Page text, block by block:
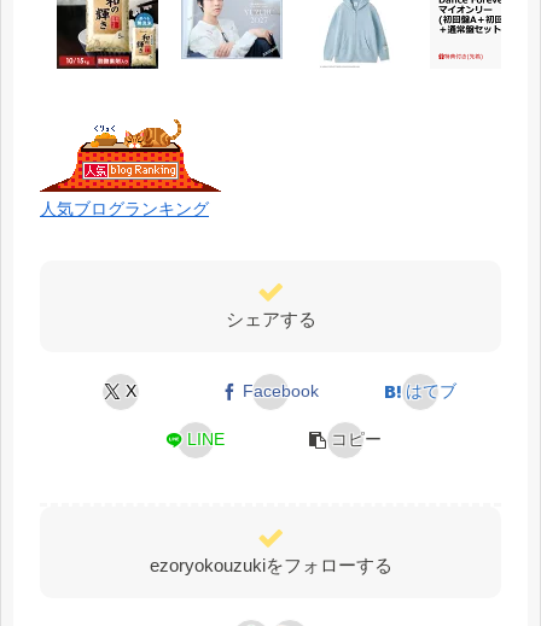
人気ブログランキング
シェアする
X Facebook はてブ
LINE コピー
ezoryokouzukiをフォローする